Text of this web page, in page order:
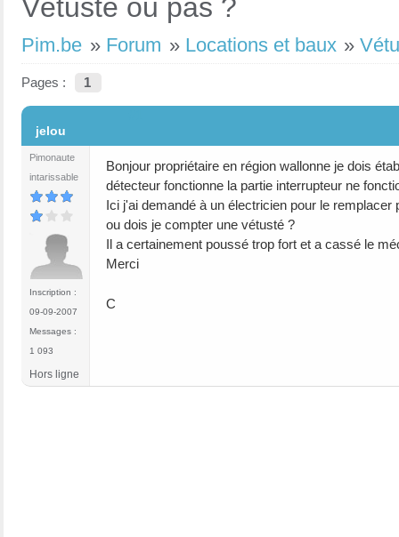
Vétusté ou pas ?
Pim.be » Forum » Locations et baux »
Pages : 1
jelou
Pimonaute
intarissable
Inscription :
09-09-2007
Messages :
1 093
Bonjour propriétaire en région wallonne je dois
détecteur fonctionne la partie interrupteur ne
Ici j'ai demandé à un électricien pour le
ou dois je compter une vétusté ?
Il a certainement poussé trop fort et a cassé le
Merci
C
Hors ligne